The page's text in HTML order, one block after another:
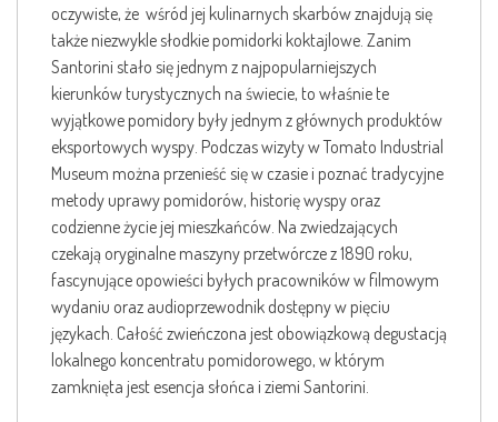
oczywiste, że wśród jej kulinarnych skarbów znajdują się
także niezwykle słodkie pomidorki koktajlowe. Zanim
Santorini stało się jednym z najpopularniejszych
kierunków turystycznych na świecie, to właśnie te
wyjątkowe pomidory były jednym z głównych produktów
eksportowych wyspy. Podczas wizyty w Tomato Industrial
Museum można przenieść się w czasie i poznać tradycyjne
metody uprawy pomidorów, historię wyspy oraz
codzienne życie jej mieszkańców. Na zwiedzających
czekają oryginalne maszyny przetwórcze z 1890 roku,
fascynujące opowieści byłych pracowników w filmowym
wydaniu oraz audioprzewodnik dostępny w pięciu
językach. Całość zwieńczona jest obowiązkową degustacją
lokalnego koncentratu pomidorowego, w którym
zamknięta jest esencja słońca i ziemi Santorini.